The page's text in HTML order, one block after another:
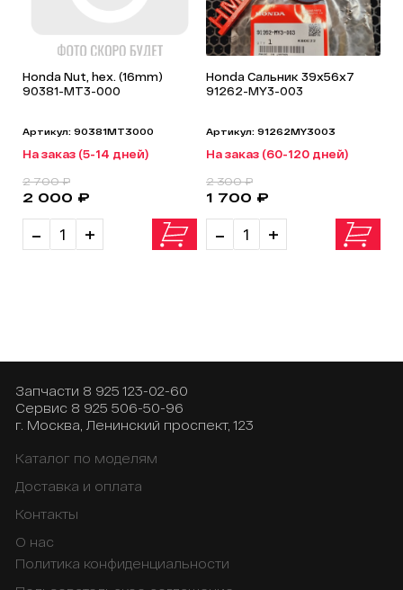
Honda Nut, hex. (16mm)
90381-MT3-000
Артикул: 90381MT3000
На заказ (5-14 дней)
- +
2 000 ₽
2 700 ₽
Honda Сальник 39х56х7
91262-MY3-003
Артикул: 91262MY3003
На заказ (60-120 дней)
- +
1 700 ₽
2 300 ₽
Запчасти 8 925 123-02-60
Сервис 8 925 506-50-96
г. Москва, Ленинский проспект, 123
Каталог по моделям
Доставка и оплата
Контакты
О нас
Политика конфиденциальности